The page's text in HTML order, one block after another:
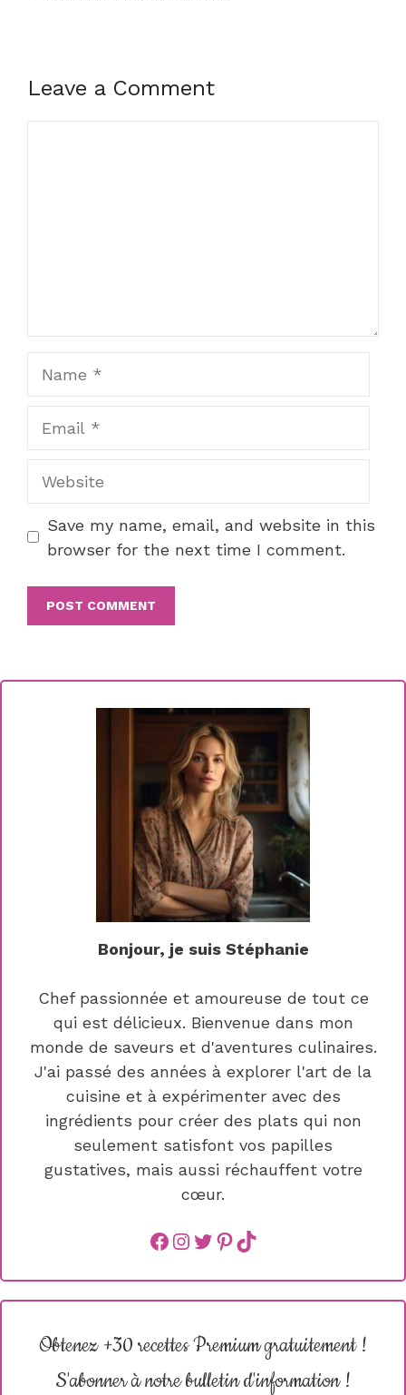
Leave a Comment
Save my name, email, and website in this
browser for the next time I comment.
Bonjour, je suis Stéphanie
Chef passionnée et amoureuse de tout ce
qui est délicieux. Bienvenue dans mon
monde de saveurs et d'aventures culinaires.
J'ai passé des années à explorer l'art de la
cuisine et à expérimenter avec des
ingrédients pour créer des plats qui non
seulement satisfont vos papilles
gustatives, mais aussi réchauffent votre
cœur.
Facebook
instagram
Twitter
Pinterest
TikTok
Obtenez +30 recettes Premium gratuitement !
S'abonner à notre bulletin d'information !